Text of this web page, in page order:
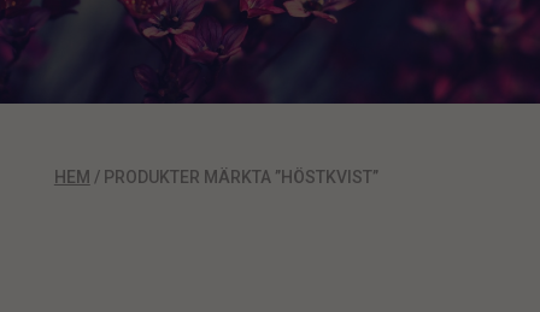
HEM / PRODUKTER MÄRKTA ”HÖSTKVIST”